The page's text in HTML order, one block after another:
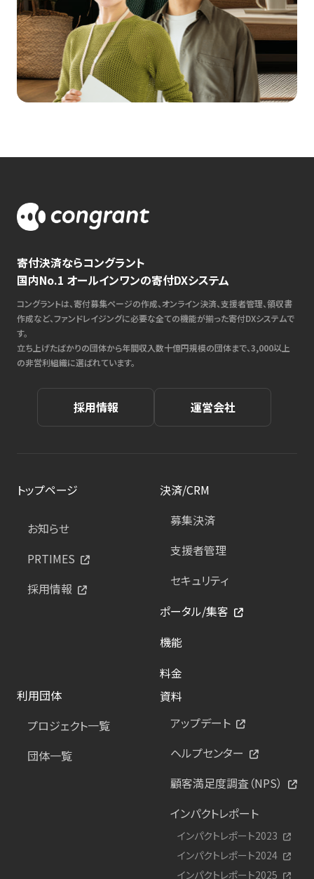
寄付決済ならコングラント
国内No.1 オールインワンの寄付DXシステム
コングラントは、寄付募集ページの作成、オンライン決済、支援者管理、領収書
作成など、ファンドレイジングに必要な全ての機能が揃った寄付DXシステムで
す。
立ち上げたばかりの団体から年間収入数十億円規模の団体まで、3,000以上
の非営利組織に選ばれています。
採用情報 運営会社
トップページ
お知らせ
PRTIMES
採用情報
決済/CRM
募集決済
支援者管理
セキュリティ
ポータル/集客
機能
料金
利用団体
プロジェクト一覧
団体一覧
資料
アップデート
ヘルプセンター
顧客満足度調査（NPS）
インパクトレポート
インパクトレポート2023
インパクトレポート2024
インパクトレポート2025